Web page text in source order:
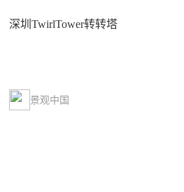
深圳TwirlTower转转塔
景观中国